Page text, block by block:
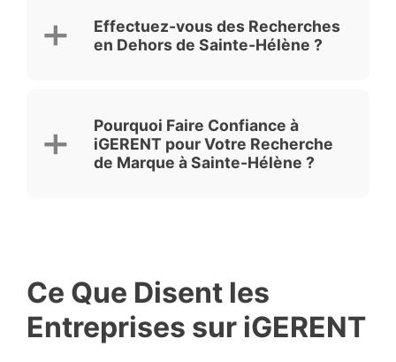
Effectuez-vous des Recherches
en Dehors de Sainte-Hélène ?
Pourquoi Faire Confiance à
iGERENT pour Votre Recherche
de Marque à Sainte-Hélène ?
Ce Que Disent les
Entreprises sur iGERENT